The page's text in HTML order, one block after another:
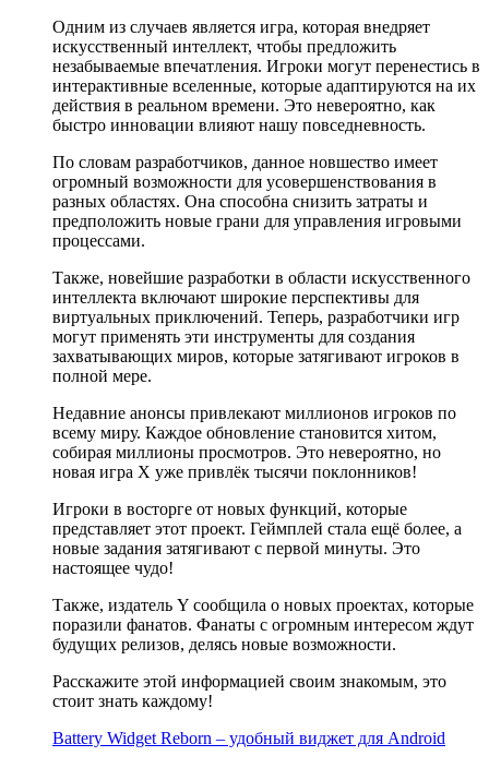
Одним из случаев является игра, которая внедряет
искусственный интеллект, чтобы предложить
незабываемые впечатления. Игроки могут перенестись в
интерактивные вселенные, которые адаптируются на их
действия в реальном времени. Это невероятно, как
быстро инновации влияют нашу повседневность.
По словам разработчиков, данное новшество имеет
огромный возможности для усовершенствования в
разных областях. Она способна снизить затраты и
предположить новые грани для управления игровыми
процессами.
Также, новейшие разработки в области искусственного
интеллекта включают широкие перспективы для
виртуальных приключений. Теперь, разработчики игр
могут применять эти инструменты для создания
захватывающих миров, которые затягивают игроков в
полной мере.
Недавние анонсы привлекают миллионов игроков по
всему миру. Каждое обновление становится хитом,
собирая миллионы просмотров. Это невероятно, но
новая игра X уже привлёк тысячи поклонников!
Игроки в восторге от новых функций, которые
представляет этот проект. Геймплей стала ещё более, а
новые задания затягивают с первой минуты. Это
настоящее чудо!
Также, издатель Y сообщила о новых проектах, которые
поразили фанатов. Фанаты с огромным интересом ждут
будущих релизов, делясь новые возможности.
Расскажите этой информацией своим знакомым, это
стоит знать каждому!
Battery Widget Reborn – удобный виджет для Android